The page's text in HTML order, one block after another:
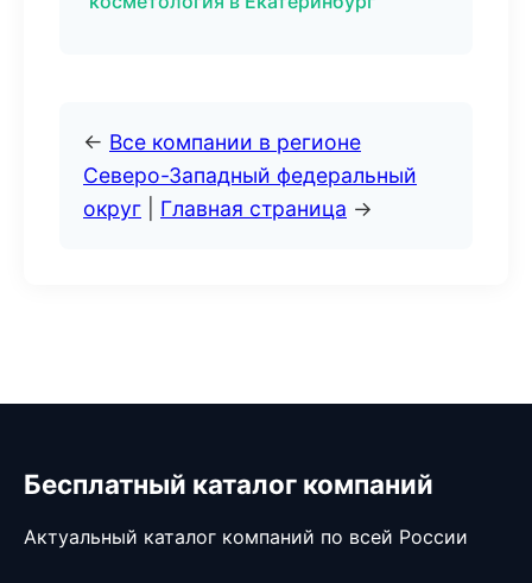
← Все компании в регионе
Северо-Западный федеральный
округ
Главная страница →
Бесплатный каталог компаний
Актуальный каталог компаний по всей России